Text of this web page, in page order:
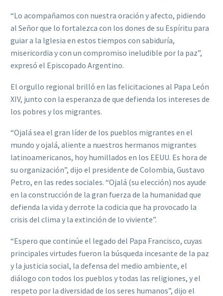
“Lo acompañamos con nuestra oración y afecto, pidiendo
al Señor que lo fortalezca con los dones de su Espíritu para
guiar a la Iglesia en estos tiempos con sabiduría,
misericordia y con un compromiso ineludible por la paz”,
expresó el Episcopado Argentino.
El orgullo regional brilló en las felicitaciones al Papa León
XIV, junto con la esperanza de que defienda los intereses de
los pobres y los migrantes.
“Ojalá sea el gran líder de los pueblos migrantes en el
mundo y ojalá, aliente a nuestros hermanos migrantes
latinoamericanos, hoy humillados en los EEUU. Es hora de
su organización”, dijo el presidente de Colombia, Gustavo
Petro, en las redes sociales. “Ojalá (su elección) nos ayude
en la construcción de la gran fuerza de la humanidad que
defienda la vida y derrote la codicia que ha provocado la
crisis del clima y la extinción de lo viviente”.
“Espero que continúe el legado del Papa Francisco, cuyas
principales virtudes fueron la búsqueda incesante de la paz
y la justicia social, la defensa del medio ambiente, el
diálogo con todos los pueblos y todas las religiones, y el
respeto por la diversidad de los seres humanos”, dijo el